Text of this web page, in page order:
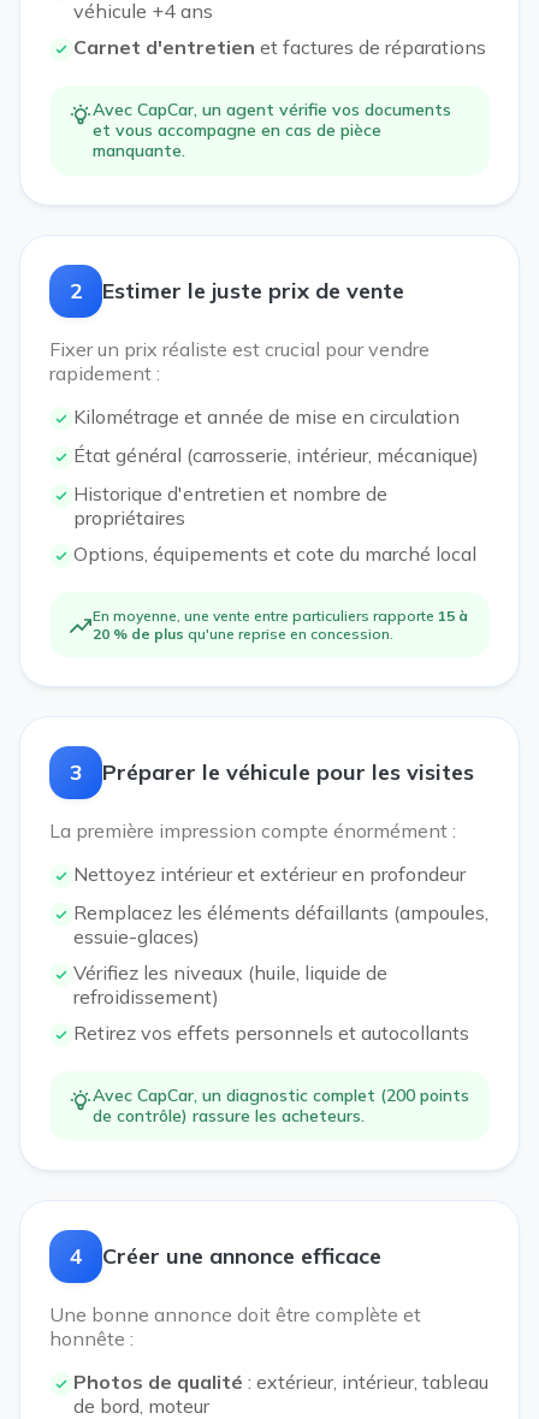
véhicule +4 ans
Carnet d'entretien et factures de réparations
Avec CapCar, un agent vérifie vos documents
et vous accompagne en cas de pièce
manquante.
2 Estimer le juste prix de vente
Fixer un prix réaliste est crucial pour vendre
rapidement :
Kilométrage et année de mise en circulation
État général (carrosserie, intérieur, mécanique)
Historique d'entretien et nombre de
propriétaires
Options, équipements et cote du marché local
En moyenne, une vente entre particuliers rapporte 15 à
20 % de plus qu'une reprise en concession.
3 Préparer le véhicule pour les visites
La première impression compte énormément :
Nettoyez intérieur et extérieur en profondeur
Remplacez les éléments défaillants (ampoules,
essuie-glaces)
Vérifiez les niveaux (huile, liquide de
refroidissement)
Retirez vos effets personnels et autocollants
Avec CapCar, un diagnostic complet (200 points
de contrôle) rassure les acheteurs.
4 Créer une annonce efficace
Une bonne annonce doit être complète et
honnête :
Photos de qualité : extérieur, intérieur, tableau
de bord, moteur